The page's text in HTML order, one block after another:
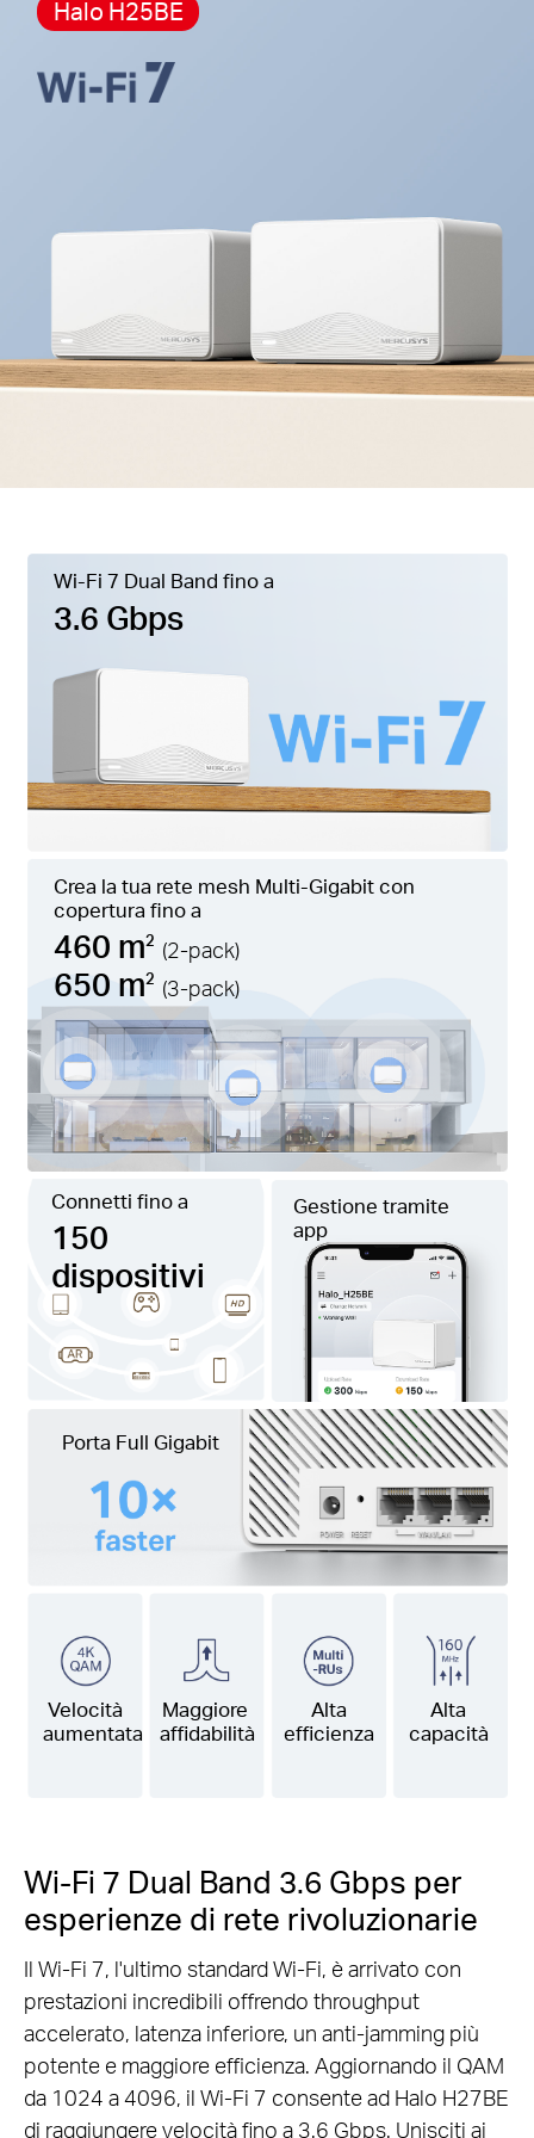
Halo H25BE
Wi-Fi 7 Dual Band fino a
3.6 Gbps
Connetti fino a
150
dispositivi
Gestione tramite
app
Crea la tua rete mesh Multi-Gigabit con
copertura fino a
460 m2 (2-pack)
650 m2 (3-pack)
Porta Full Gigabit
Velocità
aumentata
Maggiore
affidabilità
Alta
efficienza
Alta
capacità
Wi-Fi 7 Dual Band 3.6 Gbps per
esperienze di rete rivoluzionarie
Il Wi-Fi 7, l'ultimo standard Wi-Fi, è arrivato con
prestazioni incredibili offrendo throughput
accelerato, latenza inferiore, un anti-jamming più
potente e maggiore efficienza. Aggiornando il QAM
da 1024 a 4096, il Wi-Fi 7 consente ad Halo H27BE
di raggiungere velocità fino a 3.6 Gbps. Unisciti ai